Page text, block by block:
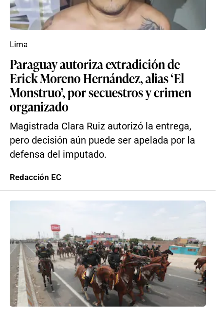
Paraguay autoriza extradición de
Erick Moreno Hernández, alias ‘El
Monstruo’, por secuestros y crimen
organizado
Magistrada Clara Ruiz autorizó la entrega,
pero decisión aún puede ser apelada por la
defensa del imputado.
Lima
Redacción EC